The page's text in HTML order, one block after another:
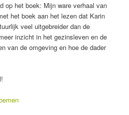
op het boek: Mijn ware verhaal van
het boek aan het lezen dat Karin
veel uitgebreider dan de
inzicht in het gezinsleven en de
van de omgeving en hoe de dader